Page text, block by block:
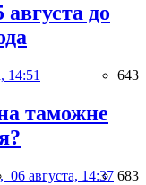
до
14:51 643
таможне
06 августа, 14:37 683